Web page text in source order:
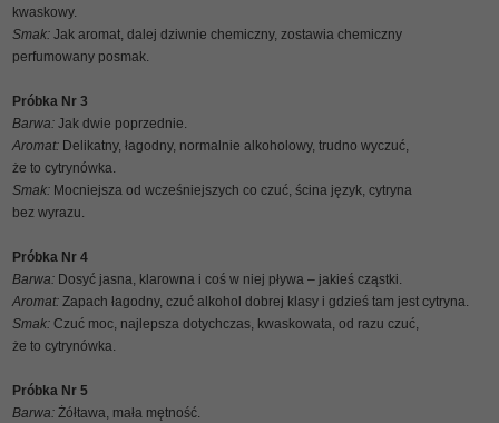
kwaskowy.
Smak: Jak aromat, dalej dziwnie chemiczny, zostawia chemiczny
perfumowany posmak.
Próbka Nr 3
Barwa: Jak dwie poprzednie.
Aromat: Delikatny, łagodny, normalnie alkoholowy, trudno wyczuć,
że to cytrynówka.
Smak: Mocniejsza od wcześniejszych co czuć, ścina język, cytryna
bez wyrazu.
Próbka Nr 4
Barwa: Dosyć jasna, klarowna i coś w niej pływa – jakieś cząstki.
Aromat: Zapach łagodny, czuć alkohol dobrej klasy i gdzieś tam jest cytryna.
Smak: Czuć moc, najlepsza dotychczas, kwaskowata, od razu czuć,
że to cytrynówka.
Próbka Nr 5
Barwa: Żółtawa, mała mętność.